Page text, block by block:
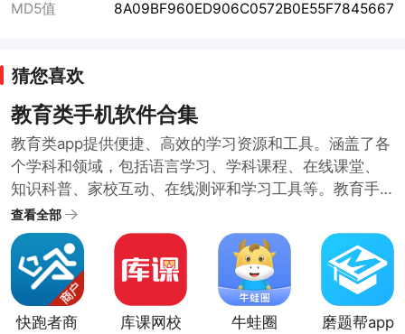
MD5值 8A09BF960ED906C0572B0E55F7845667
猜您喜欢
教育类手机软件合集
教育类app提供便捷、高效的学习资源和工具。涵盖了各
个学科和领域，包括语言学习、学科课程、在线课堂、
知识科普、家校互动、在线测评和学习工具等。教育手
机软件具有便捷性、多样性、互动性的特点，用户可以
通过教育类手机软件，随时随地学习新知识、提升自己
的能力。为了满足不同用户的学习需求和教育需求，小
编提供了教育类手机软件合集供大家挑选下载学习。
查看全部
快跑者商
库课网校
牛蛙圈 磨题帮app